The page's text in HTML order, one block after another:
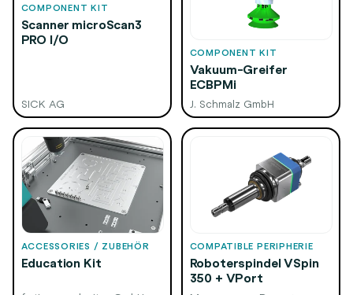
COMPONENT KIT
Scanner microScan3
PRO I/O
SICK AG
COMPONENT KIT
Vakuum-Greifer
ECBPMi
J. Schmalz GmbH
ACCESSORIES / ZUBEHÖR
Education Kit
COMPATIBLE PERIPHERIE
Roboterspindel VSpin
350 + VPort